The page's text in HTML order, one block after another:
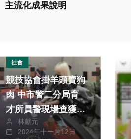
主流化成果說明
社會
競技協會掛羊頭賣狗
肉 中市警二分局育
才所員警現場查獲五
十七人
林獻元
2024年十一月12日